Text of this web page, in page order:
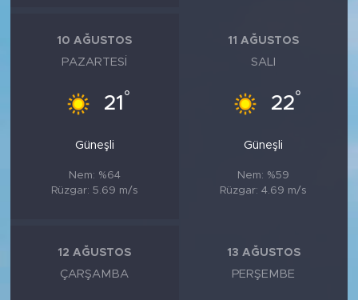
10 AĞUSTOS
PAZARTESI
21 °
Güneşli
Nem: %64
Rüzgar: 5.69 m/s
11 AĞUSTOS
SALI
22°
Güneşli
Nem: %59
Rüzgar: 4.69 m/s
12 AĞUSTOS
ÇARŞAMBA
13 AĞUSTOS
PERŞEMBE